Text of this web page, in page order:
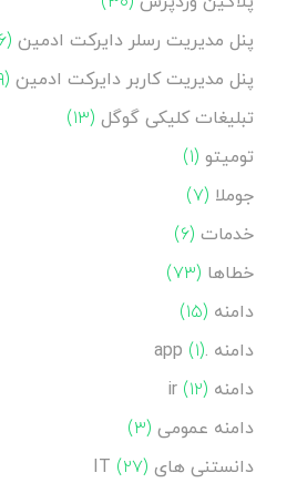
پنل مدیریت رسلر دایرکت ادمین (۱۶)
پنل مدیریت کاربر دایرکت ادمین (۹)
تبلیغات کلیکی گوگل (۱۳)
تومیتو (۱)
جوملا (۷)
خدمات (۶)
خطاها (۷۳)
دامنه (۱۵)
دامنه .app(۱)
دامنه ir (۱۲)
دامنه عمومی (۳)
دانستنی های IT (۲۷)